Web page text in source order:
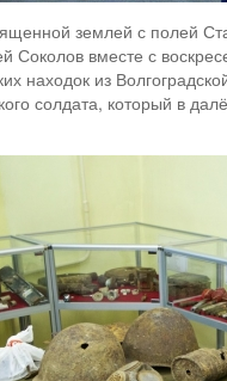
землей с полей
Соколов вместе с
находок из
солдата, который в